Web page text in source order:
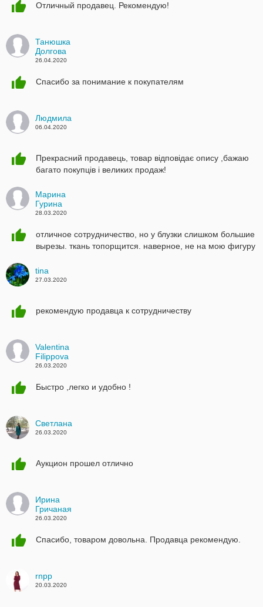
Отличный продавец. Рекомендую!
Танюшка
Долгова
26.04.2020
Спасибо за понимание к покупателям
Людмила
06.04.2020
Прекрасний продавець, товар відповідає опису ,бажаю
багато покупців і великих продаж!
Марина
Гурина
28.03.2020
отличное сотрудничество, но у блузки слишком большие
вырезы. ткань топорщится. наверное, не на мою фигуру
tina
27.03.2020
рекомендую продавца к сотрудничеству
Valentina
Filippova
26.03.2020
Быстро ,легко и удобно !
Светлана
26.03.2020
Аукцион прошел отлично
Ирина
Гричаная
26.03.2020
Спасибо, товаром довольна. Продавца рекомендую.
rnpp
20.03.2020